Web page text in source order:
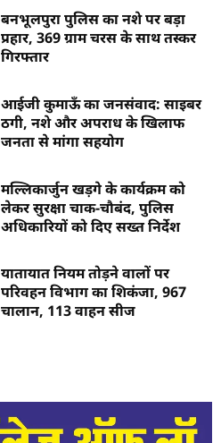
बनभूलपुरा पुलिस का नशे पर बड़ा
प्रहार, 369 ग्राम चरस के साथ तस्कर
गिरफ्तार
आईजी कुमाऊँ का जनसंवाद: साइबर
ठगी, नशे और अपराध के खिलाफ
जनता से मांगा सहयोग
मल्लिकार्जुन खड़गे के कार्यक्रम को
लेकर सुरक्षा चाक-चौबंद, पुलिस
अधिकारियों को दिए सख्त निर्देश
यातायात नियम तोड़ने वालों पर
परिवहन विभाग का शिकंजा, 967
चालान, 113 वाहन सीज